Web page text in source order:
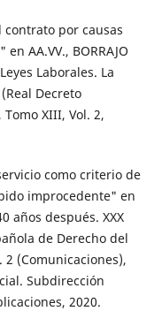
contrato por causas
AA.VV., BORRAJO
Laborales. La
Decreto
XIII, Vol. 2,
como criterio de
improcedente" en
años después. XXX
de Derecho del
2 (Comunicaciones),
Subdirección
2020.